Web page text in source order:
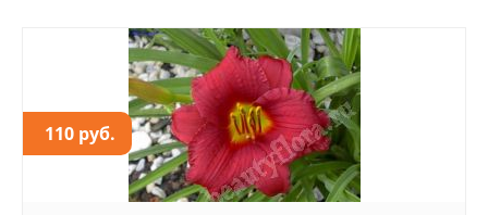
110 руб.